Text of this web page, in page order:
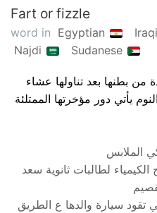
Fart or fizzle
word in Egyptian Iraqi
Najdi
Sudanese
من بطنها بعد تناولها عشاء
يأتي دور مؤخرتها الممتلئة
الملابس
لطالبات ثانوية سعد
سيارة والدها ع الطريق